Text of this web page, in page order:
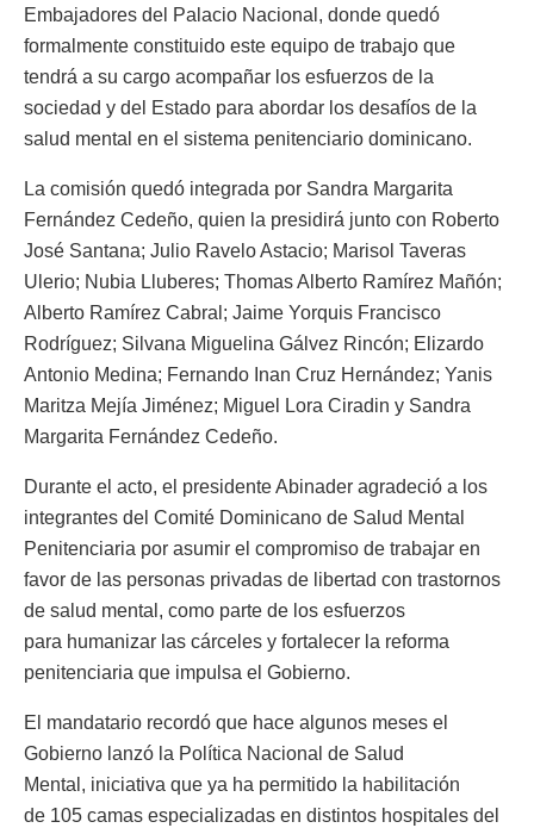
Embajadores del Palacio Nacional, donde quedó
formalmente constituido este equipo de trabajo que
tendrá a su cargo acompañar los esfuerzos de la
sociedad y del Estado para abordar los desafíos de la
salud mental en el sistema penitenciario dominicano.
La comisión quedó integrada por Sandra Margarita
Fernández Cedeño, quien la presidirá junto con Roberto
José Santana; Julio Ravelo Astacio; Marisol Taveras
Ulerio; Nubia Lluberes; Thomas Alberto Ramírez Mañón;
Alberto Ramírez Cabral; Jaime Yorquis Francisco
Rodríguez; Silvana Miguelina Gálvez Rincón; Elizardo
Antonio Medina; Fernando Inan Cruz Hernández; Yanis
Maritza Mejía Jiménez; Miguel Lora Ciradin y Sandra
Margarita Fernández Cedeño.
Durante el acto, el presidente Abinader agradeció a los
integrantes del Comité Dominicano de Salud Mental
Penitenciaria por asumir el compromiso de trabajar en
favor de las personas privadas de libertad con trastornos
de salud mental, como parte de los esfuerzos
para humanizar las cárceles y fortalecer la reforma
penitenciaria que impulsa el Gobierno.
El mandatario recordó que hace algunos meses el
Gobierno lanzó la Política Nacional de Salud
Mental, iniciativa que ya ha permitido la habilitación
de 105 camas especializadas en distintos hospitales del